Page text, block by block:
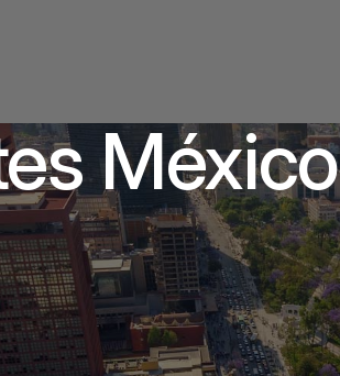
México